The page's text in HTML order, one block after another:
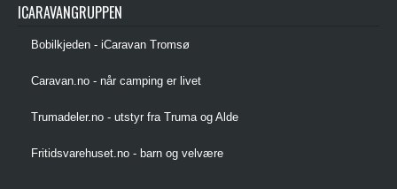
ICARAVANGRUPPEN
Bobilkjeden - iCaravan Tromsø
Caravan.no - når camping er livet
Trumadeler.no - utstyr fra Truma og Alde
Fritidsvarehuset.no - barn og velvære